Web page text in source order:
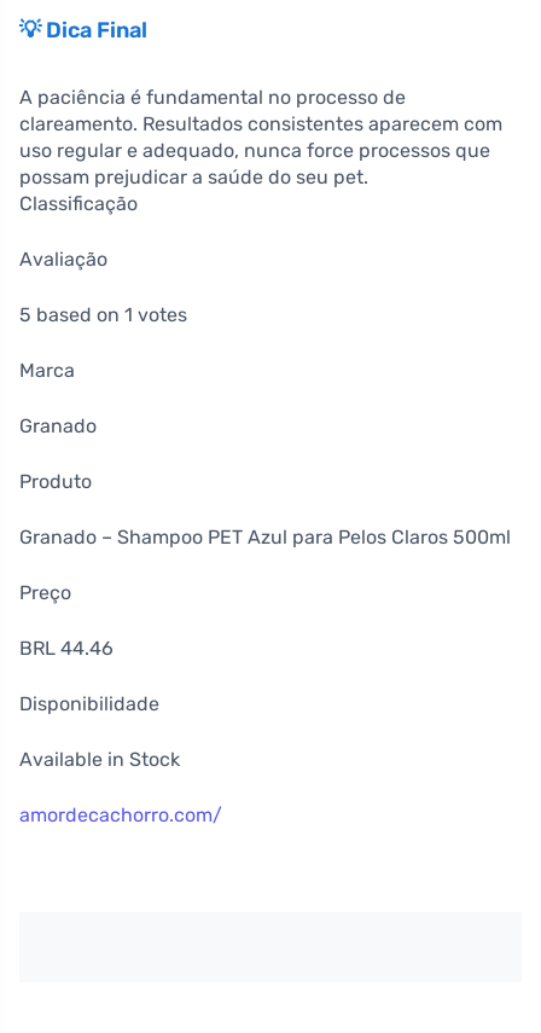
💡 Dica Final
A paciência é fundamental no processo de
clareamento. Resultados consistentes aparecem com
uso regular e adequado, nunca force processos que
possam prejudicar a saúde do seu pet.
Classificação
Avaliação
5 based on 1 votes
Marca
Granado
Produto
Granado – Shampoo PET Azul para Pelos Claros 500ml
Preço
BRL 44.46
Disponibilidade
Available in Stock
amordecachorro.com/